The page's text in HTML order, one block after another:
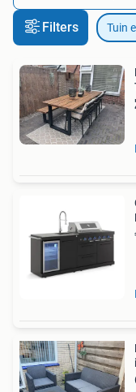
Filters Tuin